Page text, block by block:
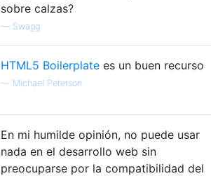
sobre calzas?
— Swagg
HTML5 Boilerplate es un buen recurso
— Michael Peterson
En mi humilde opinión, no puede usar
nada en el desarrollo web sin
preocuparse por la compatibilidad del